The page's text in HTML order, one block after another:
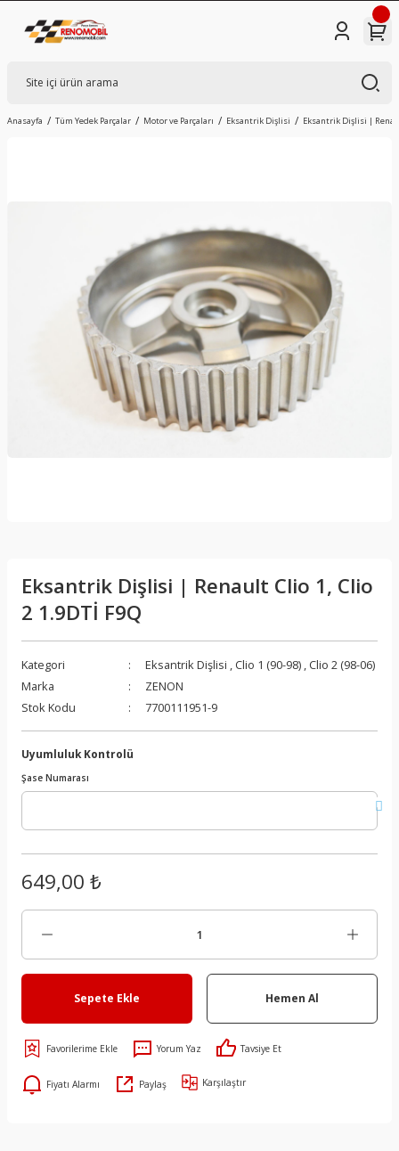
Anasayfa Tüm Yedek Parçalar Motor ve Parçaları Eksantrik Dişlisi Eksantrik Dişlisi |
Eksantrik Dişlisi | Renault Clio 1, Clio
2 1.9DTİ F9Q
Kategori Eksantrik Dişlisi , Clio 1 (90-98) , Clio 2 (98-06)
Marka
ZENON
Stok Kodu
7700111951-9
Uyumluluk Kontrolü
Şase Numarası
649,00 ₺
Sepete Ekle Hemen Al
Yorum Yaz Tavsiye Et
Fiyatı Alarmı Paylaş Karşılaştır